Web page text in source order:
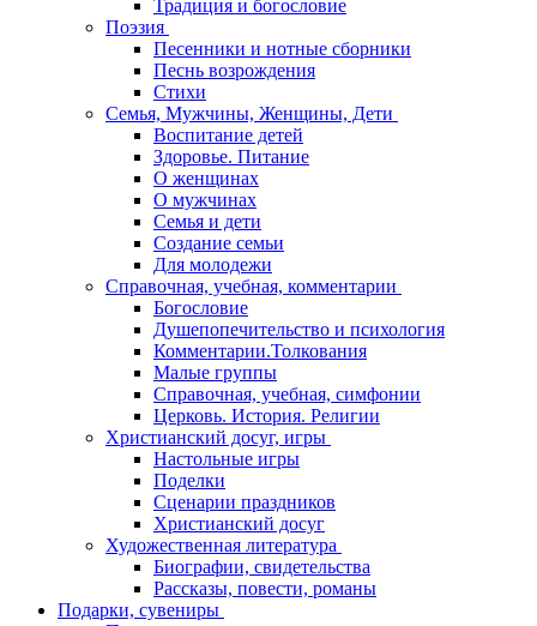
Традиция и богословие
Поэзия
Песенники и нотные сборники
Песнь возрождения
Стихи
Семья, Мужчины, Женщины, Дети
Воспитание детей
Здоровье. Питание
О женщинах
О мужчинах
Семья и дети
Создание семьи
Для молодежи
Справочная, учебная, комментарии
Богословие
Душепопечительство и психология
Комментарии.Толкования
Малые группы
Справочная, учебная, симфонии
Церковь. История. Религии
Христианский досуг, игры
Настольные игры
Поделки
Сценарии праздников
Христианский досуг
Художественная литература
Биографии, свидетельства
Рассказы, повести, романы
Подарки, сувениры